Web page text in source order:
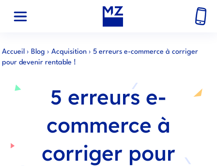
Accueil ›Blog ›Acquisition ›5 erreurs e-commerce à corriger
pour devenir rentable !
5 erreurs e-
commerce à
corriger pour